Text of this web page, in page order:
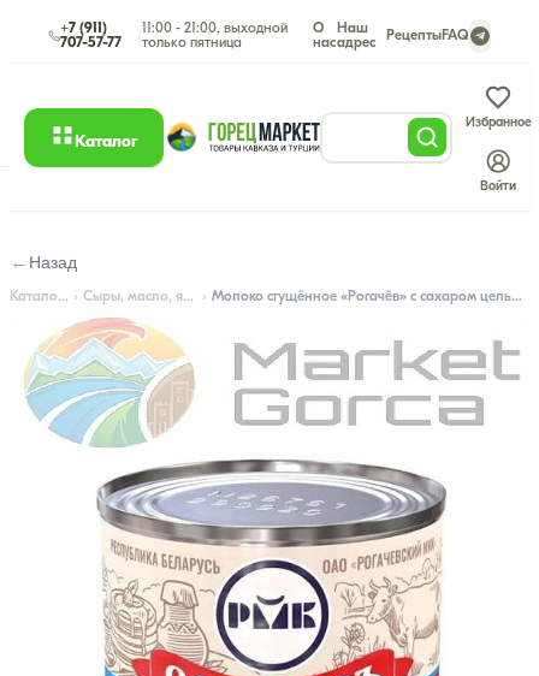
+7 (911)
707-57-77
11:00 - 21:00, выходной
только пятница
О
нас
Наш
адрес
РецептыFAQ
Каталог
Избранное
Войти
← Назад
Каталог Сыры, масло, яйца Молоко сгущённое «Рогачёв» с сахаром цельное 8,5%, 380 г